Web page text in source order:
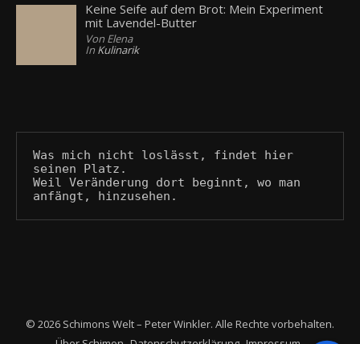
Keine Seife auf dem Brot: Mein Experiment
mit Lavendel-Butter
Von Elena
In Kulinarik
Was mich nicht loslässt, findet hier
seinen Platz.
Weil Veränderung dort beginnt, wo man
anfängt, hinzusehen.
© 2026 Schimons Welt – Peter Winkler. Alle Rechte vorbehalten.